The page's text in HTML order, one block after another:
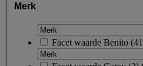
Merk
Facet waarde Benito (41